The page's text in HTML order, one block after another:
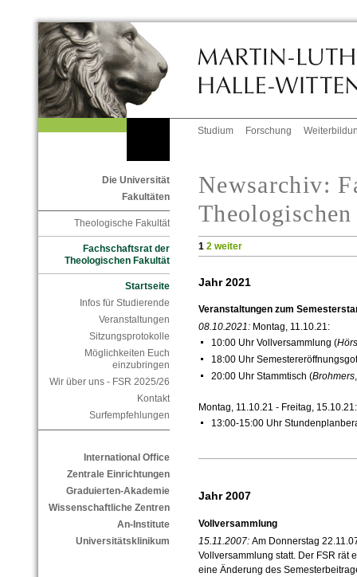
Studium Forschung
Die Universität
Fakultäten
Theologische Fakultät
Fachschaftsrat der
Theologischen Fakultät
Startseite
Infos für Studierende
Veranstaltungen
Sitzungsprotokolle
Möglichkeiten Euch
einzubringen
Wir über uns - FSR 2025/26
Kontakt
Surfempfehlungen
International Office
Zentrale Einrichtungen
Graduierten-Akademie
Wissenschaftliche Zentren
An-Institute
Universitätsklinikum
Newsarchiv:
1 2 weiter
Jahr 2021
Veranstaltungen zum
08.10.2021: Montag, 11.10.21:
10:00 Uhr Vollversammlung (
18:00 Uhr
20:00 Uhr Stammtisch (Brohmers,
Montag, 11.10.21 - Freitag, 15.10.21:
13:00-15:00 Uhr
Jahr 2007
Vollversammlung
15.11.2007: Am Donnerstag
Vollversammlung statt. Der FSR rät
eine Änderung des